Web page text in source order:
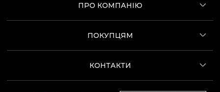
ПРО КОМПАНІЮ
ПОКУПЦЯМ
КОНТАКТИ